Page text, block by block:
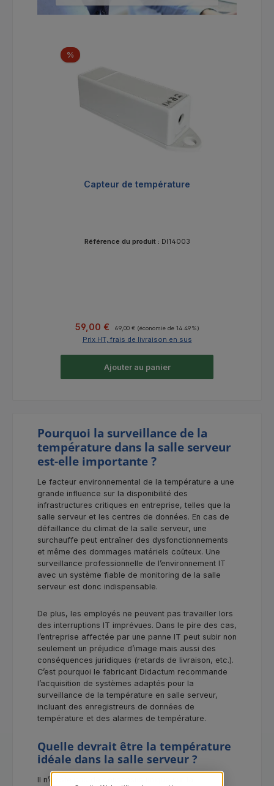
%Réduction
Capteur de température
Référence du produit : DI14003
Prix de vente :
59,00 € 69,00 € (économie de 14.49%)
Prix HT, frais de livraison en sus
Ajouter au panier
Pourquoi la surveillance de la
température dans la salle serveur
est-elle importante ?
Le facteur environnemental de la température a une
grande influence sur la disponibilité des
infrastructures critiques en entreprise, telles que la
salle serveur et les centres de données. En cas de
défaillance du climat de la salle serveur, une
surchauffe peut entraîner des dysfonctionnements
et même des dommages matériels coûteux. Une
surveillance professionnelle de l’environnement IT
avec un système fiable de monitoring de la salle
serveur est donc indispensable.
De plus, les employés ne peuvent pas travailler lors
des interruptions IT imprévues. Dans le pire des cas,
l’entreprise affectée par une panne IT peut subir non
seulement un préjudice d’image mais aussi des
conséquences juridiques (retards de livraison, etc.).
C’est pourquoi le fabricant Didactum recommande
l’acquisition de systèmes adaptés pour la
surveillance de la température en salle serveur,
incluant des enregistreurs de données de
température et des alarmes de température.
Quelle devrait être la température
idéale dans la salle serveur ?
Il n’existe pas de consensus unique sur la